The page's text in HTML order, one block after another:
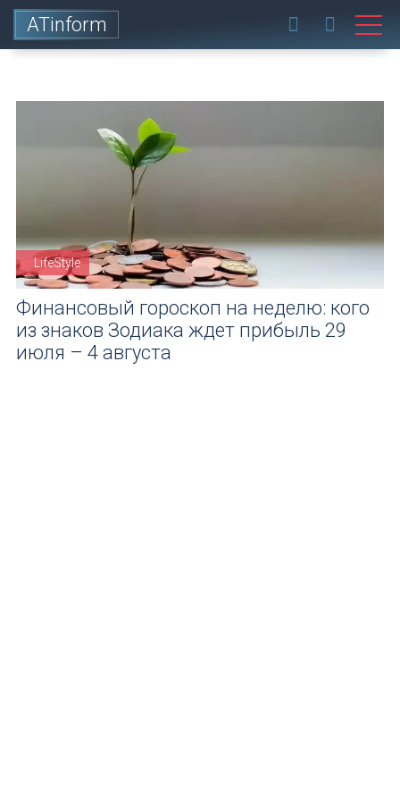
ATinform
LifeStyle
Финансовый гороскоп на неделю: кого
из знаков Зодиака ждет прибыль 29
июля – 4 августа